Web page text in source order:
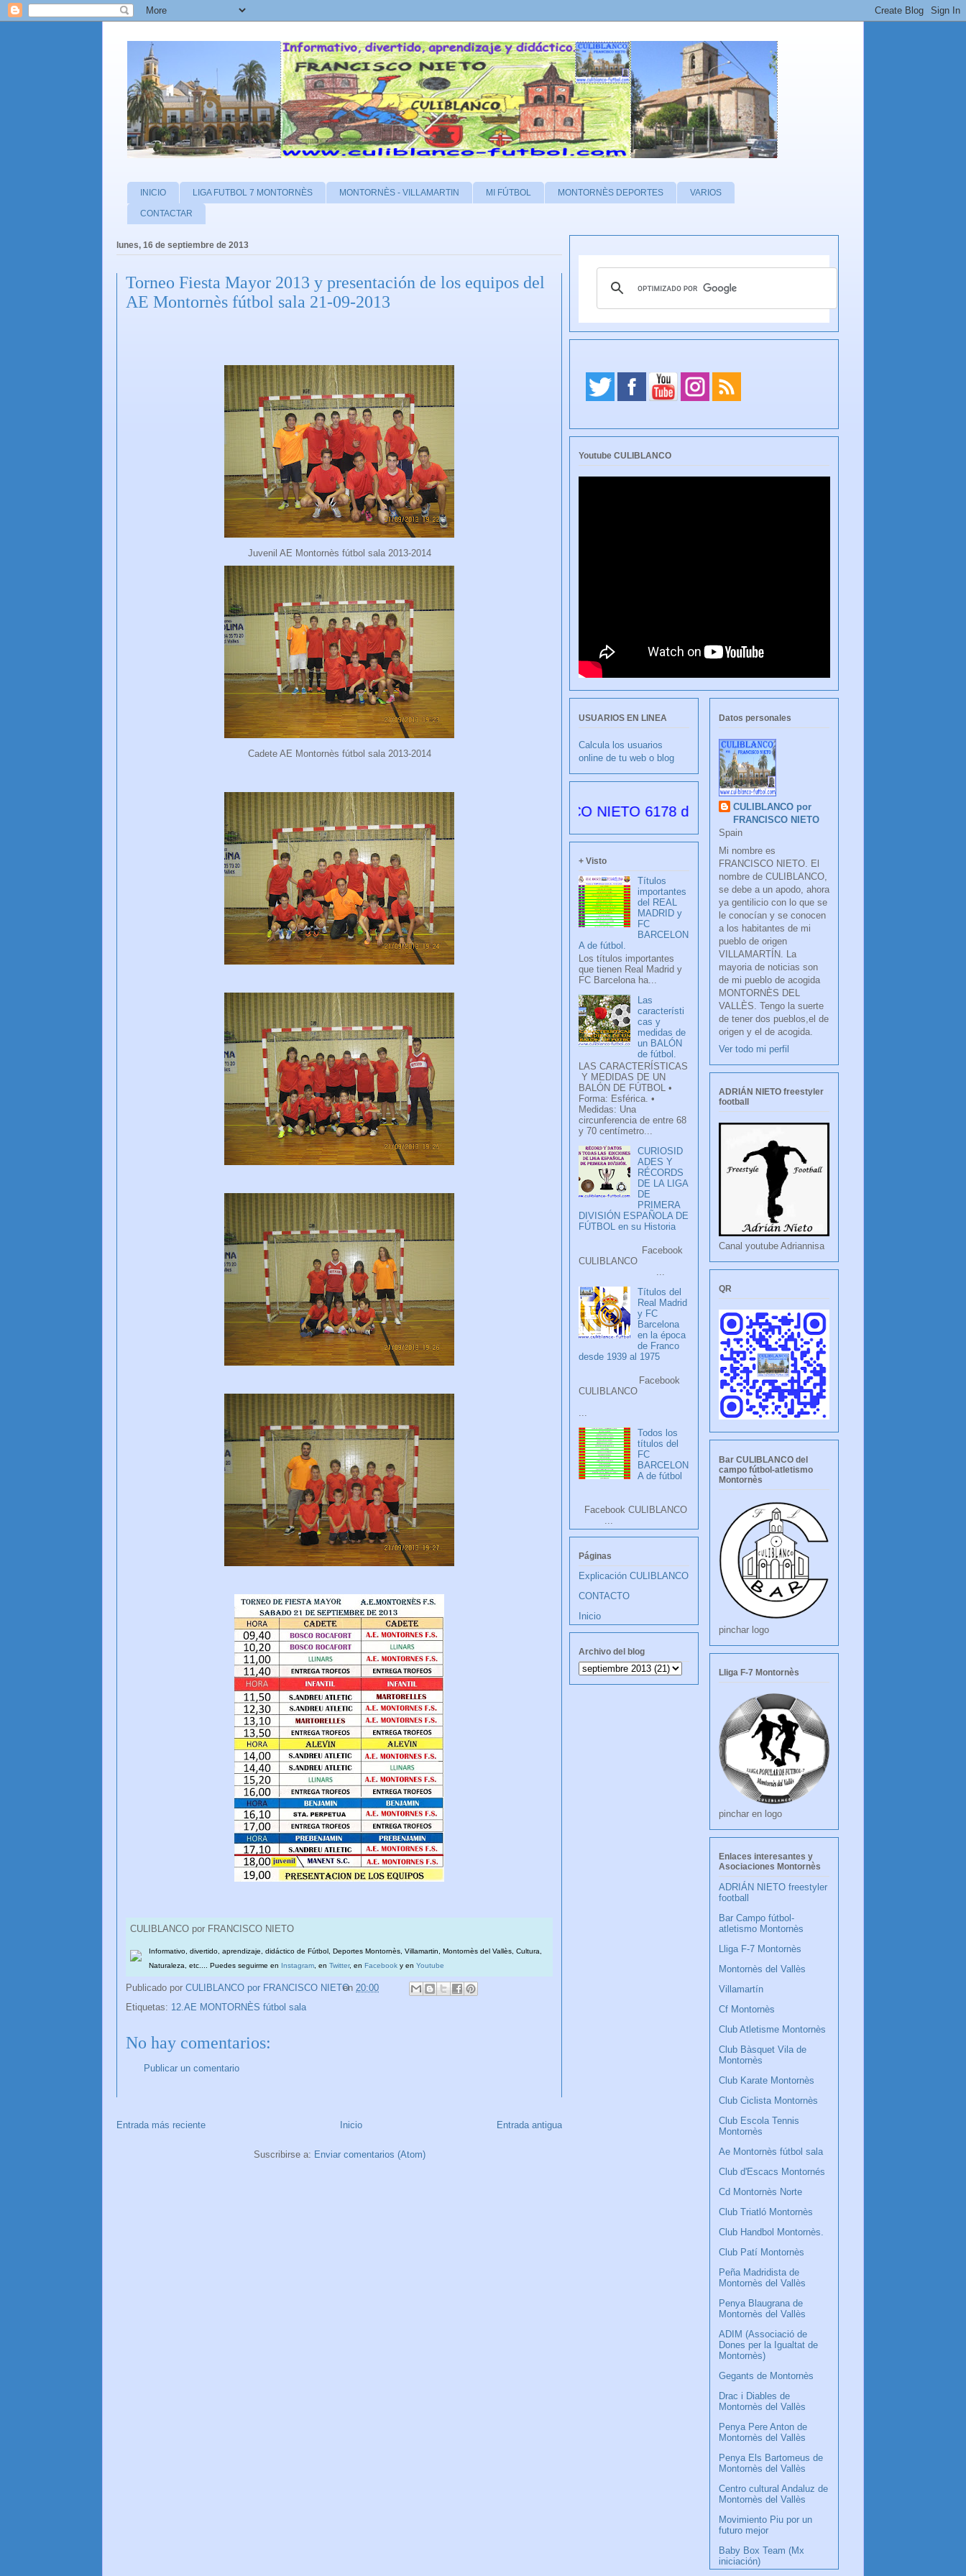
INICIO LIGA FUTBOL 7 MONTORNÈS MONTORNÈS - VILLAMARTIN MI FÚTBOL MONTORNÈS DEPORTES VARIOS
CONTACTAR
lunes, 16 de septiembre de 2013
Torneo Fiesta Mayor 2013 y presentación de los equipos del
AE Montornès fútbol sala 21-09-2013
Juvenil AE Montornès fútbol sala 2013-2014
Cadete AE Montornès fútbol sala 2013-2014
CULIBLANCO por FRANCISCO NIETO
Informativo, divertido, aprendizaje, didáctico de Fútbol, Deportes Montornès, Villamartin, Montornès del Vallès, Cultura,
Naturaleza, etc.... Puedes seguirme en
Instagram, en Twitter, en Facebook y en Youtube
Publicado por CULIBLANCO por FRANCISCO NIETO
en 20:00
Etiquetas: 12.AE MONTORNÈS fútbol sala
No hay comentarios:
Publicar un comentario
Entrada más reciente Entrada antigua
Inicio
Suscribirse a: Enviar comentarios (Atom)
Youtube CULIBLANCO
USUARIOS EN LINEA
Calcula los usuarios
online de tu web o blog
CULIBLANCO por FRANCISCO NIETO 6178 días desde su creación
+ Visto
Títulos
importantes
del REAL
MADRID y
FC
BARCELON
A de fútbol.
Los títulos importantes
que tienen Real Madrid y
FC Barcelona ha...
Las
característi
cas y
medidas de
un BALÓN
de fútbol.
LAS CARACTERÍSTICAS
Y MEDIDAS DE UN
BALÓN DE FÚTBOL •
Forma: Esférica. •
Medidas: Una
circunferencia de entre 68
y 70 centímetro...
CURIOSID
ADES Y
RÉCORDS
DE LA LIGA
DE
PRIMERA
DIVISIÓN ESPAÑOLA DE
FÚTBOL en su Historia
Facebook
CULIBLANCO
...
Títulos del
Real Madrid
y FC
Barcelona
en la época
de Franco
desde 1939 al 1975
Facebook
CULIBLANCO
Todos los
títulos del
FC
BARCELON
A de fútbol
Facebook CULIBLANCO
...
Páginas
Explicación CULIBLANCO
CONTACTO
Inicio
Archivo del blog
Datos personales
CULIBLANCO por
FRANCISCO NIETO
Spain
Mi nombre es
FRANCISCO NIETO. El
nombre de CULIBLANCO,
se debe a un apodo, ahora
ya gentilicio con lo que se
le conocían y se conocen
a los habitantes de mi
pueblo de origen
VILLAMARTÍN. La
mayoria de noticias son
de mi pueblo de acogida
MONTORNÈS DEL
VALLÈS. Tengo la suerte
de tener dos pueblos,el de
origen y el de acogida.
Ver todo mi perfil
ADRIÁN NIETO freestyler
football
Canal youtube Adriannisa
QR
Bar CULIBLANCO del
campo fútbol-atletismo
Montornès
pinchar logo
Lliga F-7 Montornès
pinchar en logo
Enlaces interesantes y
Asociaciones Montornès
ADRIÁN NIETO freestyler
football
Bar Campo fútbol-
atletismo Montornès
Lliga F-7 Montornès
Montornès del Vallès
Villamartín
Cf Montornès
Club Atletisme Montornès
Club Bàsquet Vila de
Montornès
Club Karate Montornès
Club Ciclista Montornès
Club Escola Tennis
Montornès
Ae Montornès fútbol sala
Club d'Escacs Montornés
Cd Montornès Norte
Club Triatló Montornès
Club Handbol Montornès.
Club Patí Montornès
Peña Madridista de
Montornès del Vallès
Penya Blaugrana de
Montornès del Vallès
ADIM (Associació de
Dones per la Igualtat de
Montornès)
Gegants de Montornès
Drac i Diables de
Montornès del Vallès
Penya Pere Anton de
Montornès del Vallès
Penya Els Bartomeus de
Montornès del Vallès
Centro cultural Andaluz de
Montornès del Vallès
Movimiento Piu por un
futuro mejor
Baby Box Team (Mx
iniciación)